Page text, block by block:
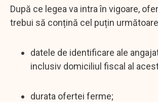
După ce legea va intra în vigoare,
trebui să conțină cel puțin
datele de identificare ale
inclusiv domiciliul fiscal al
durata ofertei ferme;